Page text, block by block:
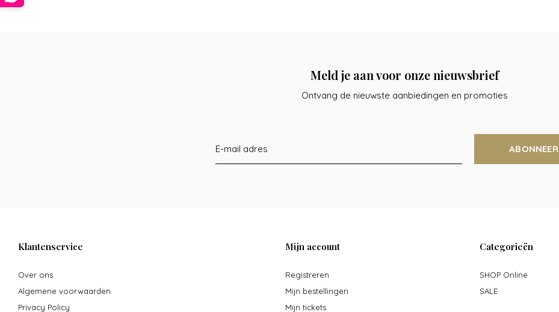
Meld je aan voor onze nieuwsbrief
Ontvang de nieuwste aanbiedingen en promoties
ABONNEER
Klantenservice
Over ons
Algemene voorwaarden
Privacy Policy
Mijn account
Registreren
Mijn bestellingen
Mijn tickets
Categorieën
SHOP Online
SALE